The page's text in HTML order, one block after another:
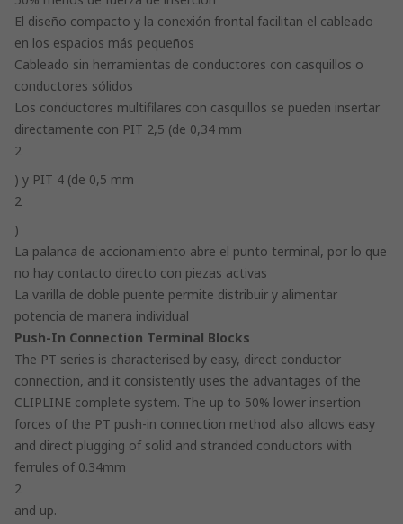
El diseño compacto y la conexión frontal facilitan el cableado
en los espacios más pequeños
Cableado sin herramientas de conductores con casquillos o
conductores sólidos
Los conductores multifilares con casquillos se pueden insertar
directamente con PIT 2,5 (de 0,34 mm
2
) y PIT 4 (de 0,5 mm
2
)
La palanca de accionamiento abre el punto terminal, por lo que
no hay contacto directo con piezas activas
La varilla de doble puente permite distribuir y alimentar
potencia de manera individual
Push-In Connection Terminal Blocks
The PT series is characterised by easy, direct conductor
connection, and it consistently uses the advantages of the
CLIPLINE complete system. The up to 50% lower insertion
forces of the PT push-in connection method also allows easy
and direct plugging of solid and stranded conductors with
ferrules of 0.34mm
2
and up.